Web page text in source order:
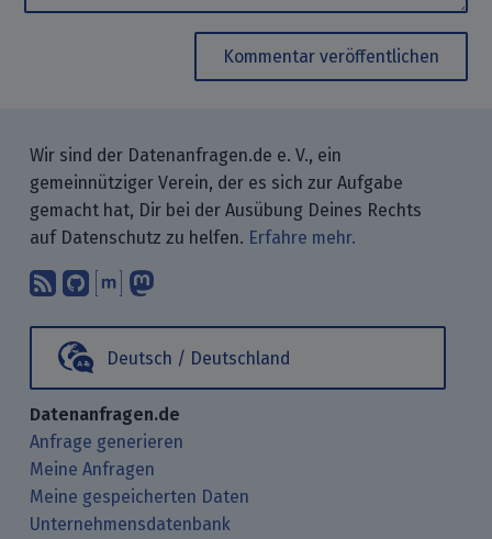
Kommentar veröffentlichen
Wir sind der Datenanfragen.de e. V., ein
gemeinnütziger Verein, der es sich zur Aufgabe
gemacht hat, Dir bei der Ausübung Deines Rechts
auf Datenschutz zu helfen. Erfahre mehr.
Abonniere unsere Blogbeiträge mit
Finde uns bei GitHub.
Unterhalte Dich mit uns über
Deutsch / Deutschland
Datenanfragen.de
Anfrage generieren
Meine Anfragen
Meine gespeicherten Daten
Unternehmensdatenbank